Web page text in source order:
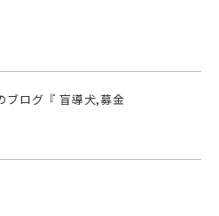
ブログ『 盲導犬,募金